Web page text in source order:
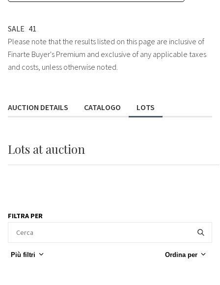
SALE 41
Please note that the results listed on this page are inclusive of
Finarte Buyer's Premium and exclusive of any applicable taxes
and costs, unless otherwise noted.
AUCTION DETAILS CATALOGO LOTS
Lots at auction
FILTRA PER
Più filtri Ordina per